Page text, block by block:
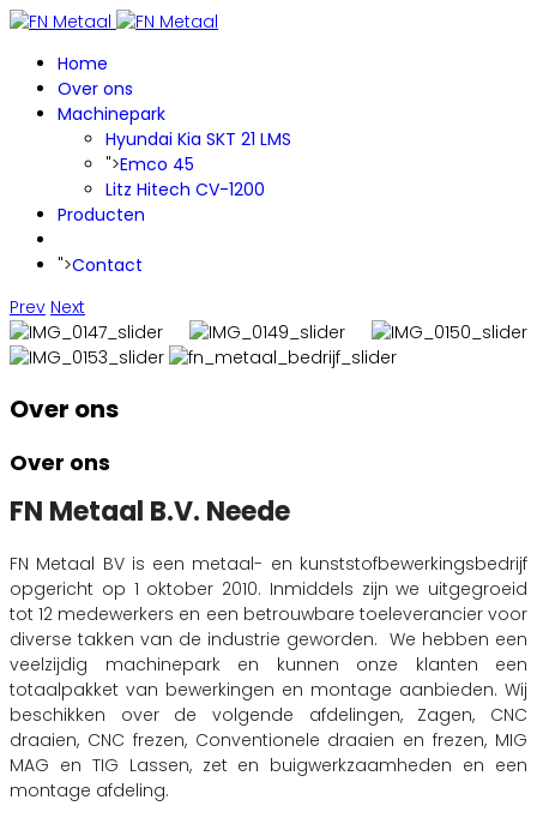
Home
Over ons
Machinepark
Hyundai Kia SKT 21 LMS
">Emco 45
Litz Hitech CV-1200
Producten
">Contact
Prev Next
Over ons
Over ons
FN Metaal B.V. Neede
FN Metaal BV is een metaal- en kunststofbewerkingsbedrijf
opgericht op 1 oktober 2010. Inmiddels zijn we uitgegroeid
tot 12 medewerkers en een betrouwbare toeleverancier voor
diverse takken van de industrie geworden. We hebben een
veelzijdig machinepark en kunnen onze klanten een
totaalpakket van bewerkingen en montage aanbieden. Wij
beschikken over de volgende afdelingen, Zagen, CNC
draaien, CNC frezen, Conventionele draaien en frezen, MIG
MAG en TIG Lassen, zet en buigwerkzaamheden en een
montage afdeling.